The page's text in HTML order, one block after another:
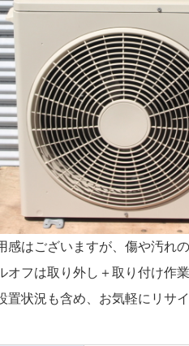
感はございますが、傷や汚れ
オフは取り外し＋取り付け作
置状況も含め、お気軽にリサ